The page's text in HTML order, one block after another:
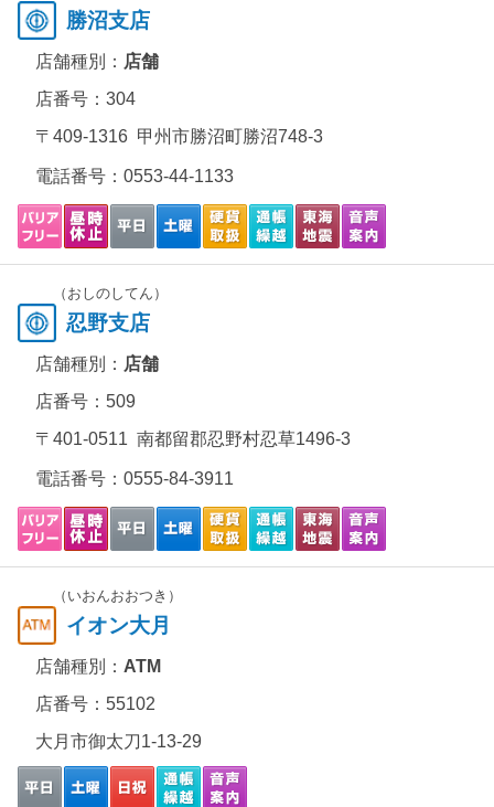
勝沼支店
店舗種別： 店舗
店番号：304
〒409-1316 甲州市勝沼町勝沼748-3
電話番号： 0553-44-1133
（おしのしてん）
忍野支店
店舗種別： 店舗
店番号：509
〒401-0511 南都留郡忍野村忍草1496-3
電話番号： 0555-84-3911
（いおんおおつき）
イオン大月
店舗種別： ATM
店番号：55102
大月市御太刀1-13-29